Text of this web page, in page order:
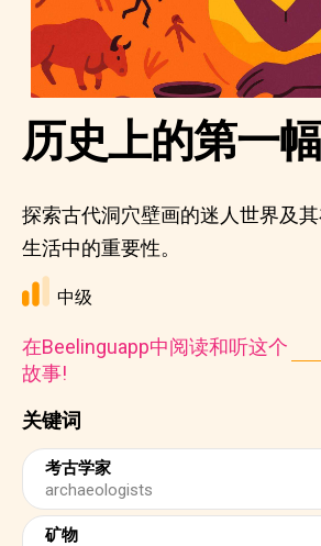
关键词
考古学家
archaeologists
矿物
历史上的第一
探索古代洞穴壁画的迷人世界及
生活中的重要性。
中级
在Beelinguapp中阅读和听这个
故事!